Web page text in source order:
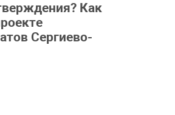
Как
Сергиево-